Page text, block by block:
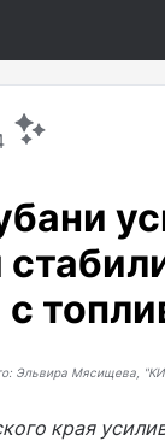
Эльвира Мясищева,
края